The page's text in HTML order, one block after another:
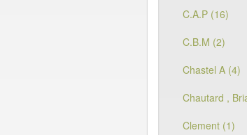
C.A.P (16)
C.B.M (2)
Chastel A (4)
Chautard ,
Clement (1)